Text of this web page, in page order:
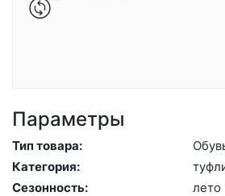
Параметры
Тип товара:
Категория:
Сезонность:
ле­то